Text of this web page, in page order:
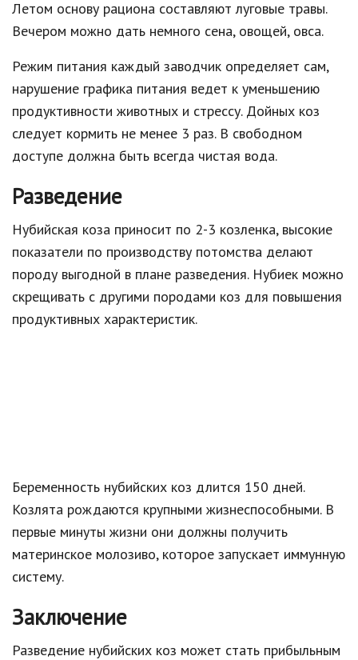
Летом основу рациона составляют луговые травы.
Вечером можно дать немного сена, овощей, овса.
Режим питания каждый заводчик определяет сам,
нарушение графика питания ведет к уменьшению
продуктивности животных и стрессу. Дойных коз
следует кормить не менее 3 раз. В свободном
доступе должна быть всегда чистая вода.
Разведение
Нубийская коза приносит по 2-3 козленка, высокие
показатели по производству потомства делают
породу выгодной в плане разведения. Нубиек можно
скрещивать с другими породами коз для повышения
продуктивных характеристик.
Беременность нубийских коз длится 150 дней.
Козлята рождаются крупными жизнеспособными. В
первые минуты жизни они должны получить
материнское молозиво, которое запускает иммунную
систему.
Заключение
Разведение нубийских коз может стать прибыльным